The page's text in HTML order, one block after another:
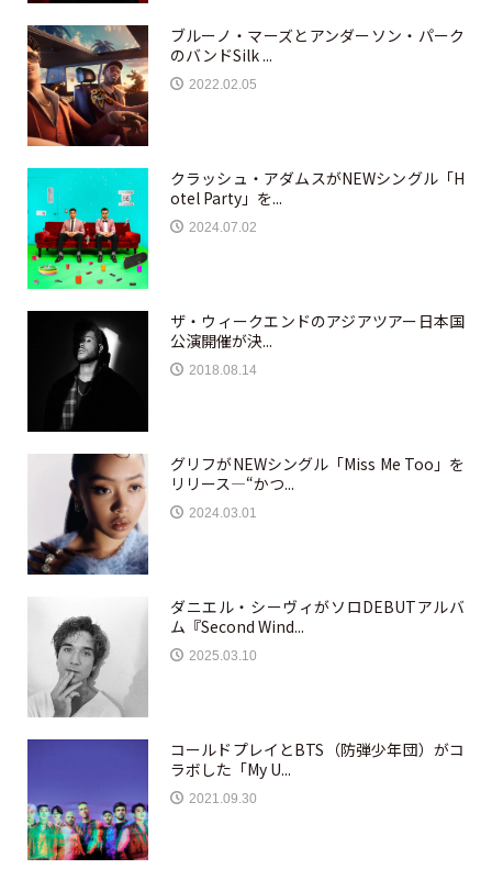
ブルーノ・マーズとアンダーソン・パーク
のバンドSilk ...
2022.02.05
クラッシュ・アダムスがNEWシングル「H
otel Party」を...
2024.07.02
ザ・ウィークエンドのアジアツアー日本国
公演開催が決...
2018.08.14
グリフがNEWシングル「Miss Me Too」を
リリース—“かつ...
2024.03.01
ダニエル・シーヴィがソロDEBUTアルバ
ム『Second Wind...
2025.03.10
コールドプレイとBTS（防弾少年団）がコ
ラボした「My U...
2021.09.30